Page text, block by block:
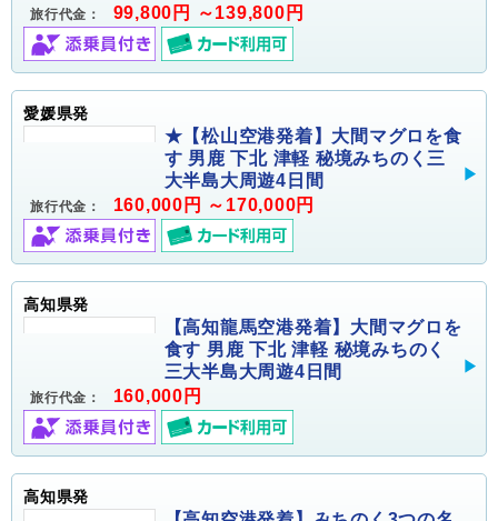
旅行代金： 99,800円 ～139,800円
愛媛県発
★【松山空港発着】大間マグロを食
す 男鹿 下北 津軽 秘境みちのく三
大半島大周遊4日間
旅行代金： 160,000円 ～170,000円
高知県発
【高知龍馬空港発着】大間マグロを
食す 男鹿 下北 津軽 秘境みちのく
三大半島大周遊4日間
旅行代金： 160,000円
高知県発